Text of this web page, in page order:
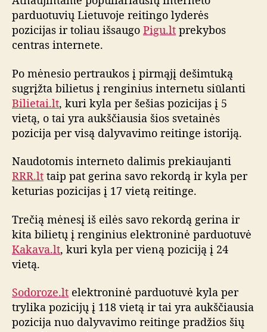
s
i
o
t
e
r
n
e
p
a
r
u
o
t
ų
r
e
parduotuvių Lietuvoje reitingo lyderės
pozicijas ir toliau išsaugo Pigu.lt prekybos
centras internete.
Po mėnesio pertraukos į pirmąjį dešimtuką
sugrįžta bilietus į renginius internetu siūlanti
Bilietai.lt, kuri kyla per šešias pozicijas į 5
vietą, o tai yra aukščiausia šios svetainės
pozicija per visą dalyvavimo reitinge istoriją.
Naudotomis interneto dalimis prekiaujanti
RRR.lt taip pat gerina savo rekordą ir kyla per
keturias pozicijas į 17 vietą reitinge.
Trečią mėnesį iš eilės savo rekordą gerina ir
kita bilietų į renginius elektroninė parduotuvė
Kakava.lt, kuri kyla per vieną poziciją į 24
vietą.
Sodoroze.lt elektroninė parduotuvė kyla per
trylika pozicijų į 118 vietą ir tai yra aukščiausia
pozicija nuo dalyvavimo reitinge pradžios šių